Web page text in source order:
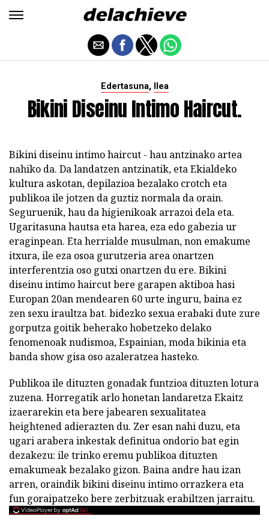
Edertasuna, Ilea
Bikini Diseinu Intimo Haircut.
Bikini diseinu intimo haircut - hau antzinako artea
nahiko da. Da landatzen antzinatik, eta Ekialdeko
kultura askotan, depilazioa bezalako crotch eta
publikoa ile jotzen da guztiz normala da orain.
Seguruenik, hau da higienikoak arrazoi dela eta.
Ugaritasuna hautsa eta harea, eza edo gabezia ur
eraginpean. Eta herrialde musulman, non emakume
itxura, ile eza osoa gurutzeria area onartzen
interferentzia oso gutxi onartzen du ere. Bikini
diseinu intimo haircut bere garapen aktiboa hasi
Europan 20an mendearen 60 urte inguru, baina ez
zen sexu iraultza bat. bidezko sexua erabaki dute zure
gorputza goitik beherako hobetzeko delako
fenomenoak nudismoa, Espainian, moda bikinia eta
banda show gisa oso azaleratzea hasteko.
Publikoa ile dituzten gonadak funtzioa dituzten lotura
zuzena. Horregatik arlo honetan landaretza Ekaitz
izaerarekin eta bere jabearen sexualitatea
heightened adierazten du. Zer esan nahi duzu, eta
ugari arabera inkestak definitua ondorio bat egin
dezakezu: ile trinko eremu publikoa dituzten
emakumeak bezalako gizon. Baina andre hau izan
arren, oraindik bikini diseinu intimo orrazkera eta
fun goraipatzeko bere zerbitzuak erabiltzen jarraitu.